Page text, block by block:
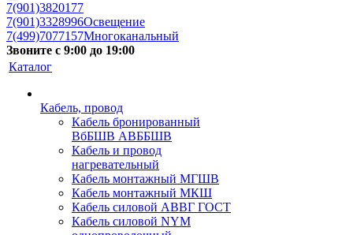
7(901)3820177
7(901)3328996Освещение
7(499)7077157Многоканальный
Звоните с 9:00 до 19:00
Каталог
Кабель, провод
Кабель бронированный
ВбБШВ АВББШВ
Кабель и провод
нагревательный
Кабель монтажный МГШВ
Кабель монтажный МКШ
Кабель силовой АВВГ ГОСТ
Кабель силовой NYM